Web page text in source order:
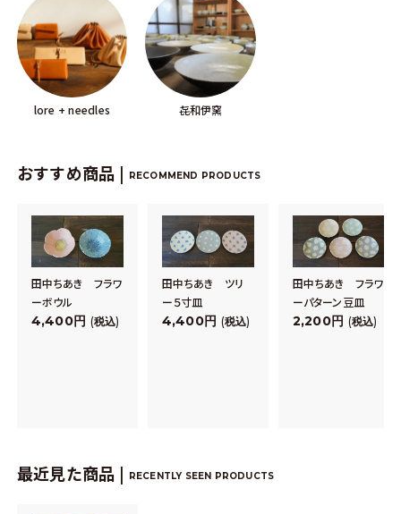
lore + needles 㐂和伊窯
おすすめ商品 | RECOMMEND PRODUCTS
田中ちあき フラワ
ーボウル
4,400 税込
田中ちあき ツリ
ー５寸皿
4,400 税込
田中ちあき フラワ
ーパターン豆皿
2,200 税込
最近見た商品 | RECENTLY SEEN PRODUCTS